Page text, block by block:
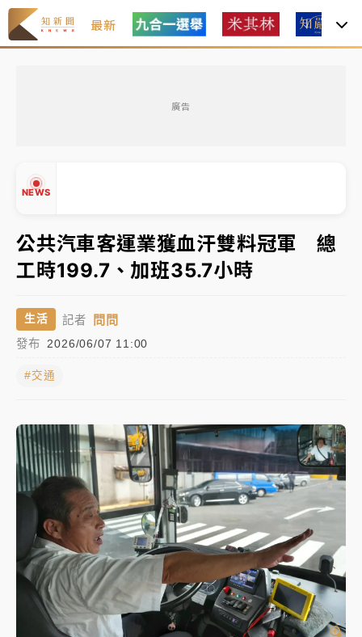
最新
廣告
NEWS
中信慈善基金會想增加董事人數！辜仲諒向法院聲請遭
駁 理由曝光
故宮《龍藏經》特展第2檔！今線上預約開賣一度塞車
周六起展出延長至晚上7時
台東農業處長涉圖利渡假村！東檢抗告成功 今重開羈
父親節泡湯了！中颱白海豚雨彈轟3天 「紅到發紫」降
雨熱區曝
暑假過三周才推「E宿新北打卡趣」！抽獎程序複雜 觀
旅局回應了
中信慈善基金會想增加董事人數！辜仲諒向法院聲請遭
駁 理由曝光
故宮《龍藏經》特展第2檔！今線上預約開賣一度塞車
周六起展出延長至晚上7時
台東農業處長涉圖利渡假村！東檢抗告成功 今重開羈
押庭
公共汽車客運業獲血汗雙料冠軍 總
工時199.7、加班35.7小時
生活 記者 問問
發布 2026/06/07 11:00
#交通